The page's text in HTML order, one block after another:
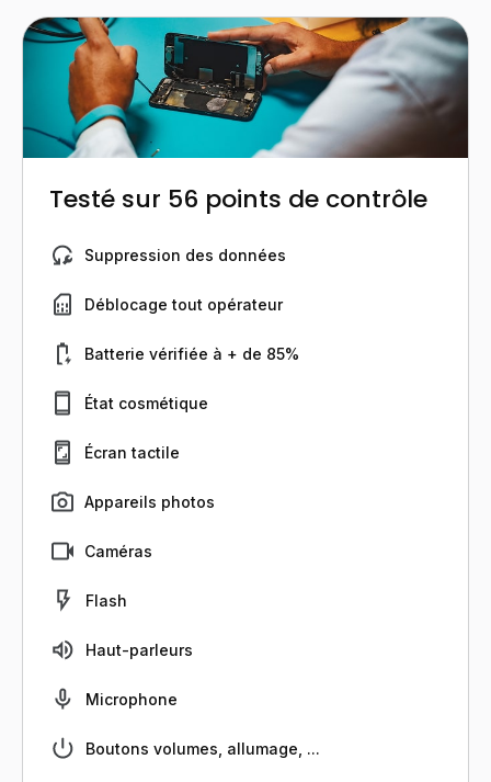
Testé sur 56 points de contrôle
Suppression des données
Déblocage tout opérateur
Batterie vérifiée à + de 85%
État cosmétique
Écran tactile
Appareils photos
Caméras
Flash
Haut-parleurs
Microphone
Boutons volumes, allumage, ...